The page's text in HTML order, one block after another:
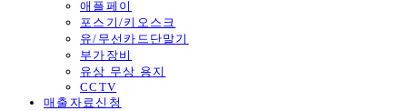
애플페이
포스기/키오스크
유/무선카드단말기
부가장비
유상 무상 용지
CCTV
매출자료신청